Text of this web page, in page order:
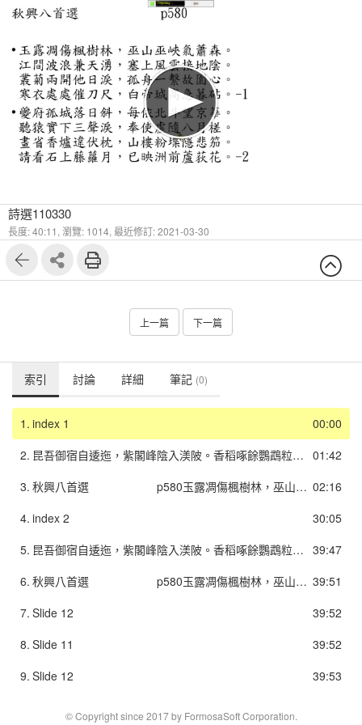
詩選110330
長度: 40:11, 瀏覽: 1014, 最近修訂: 2021-03-30
上一篇 下一篇
索引 討論 詳細 筆記 (0)
00:00
1. index 1
01:42
2.
昆吾御宿自逶迤，紫閣峰陰入渼陂。香稻啄餘鸚鵡粒，碧梧棲老鳳凰枝。佳人拾翠春相問，仙侶同舟晚更移。彩筆昔曾干氣象，白頭今望苦低垂。-8大曆元年（766），夔州作。杜甫759年棄官秦州，至此漂泊七年。
02:16
3.
秋興八首選 p580玉露凋傷楓樹林，巫山巫峽氣蕭森。江間波浪兼天湧，塞上風雲接地陰。叢菊兩開他日淚，孤舟一繫故園心。寒衣處處催刀尺，白帝城高急暮砧。-1夔府孤城落日斜，每依北斗望京華。聽猿實下三聲淚，奉使虛隨八月槎。畫省香爐違伏枕，山樓粉堞隱悲笳。請看石上藤蘿月，已映洲前蘆荻花。-2
30:05
4. index 2
39:47
5.
昆吾御宿自逶迤，紫閣峰陰入渼陂。香稻啄餘鸚鵡粒，碧梧棲老鳳凰枝。佳人拾翠春相問，仙侶同舟晚更移。彩筆昔曾干氣象，白頭今望苦低垂。-8大曆元年（766），夔州作。杜甫759年棄官秦州，至此漂泊七年。
39:51
6.
秋興八首選 p580玉露凋傷楓樹林，巫山巫峽氣蕭森。江間波浪兼天湧，塞上風雲接地陰。叢菊兩開他日淚，孤舟一繫故園心。寒衣處處催刀尺，白帝城高急暮砧。-1夔府孤城落日斜，每依北斗望京華。聽猿實下三聲淚，奉使虛隨八月槎。畫省香爐違伏枕，山樓粉堞隱悲笳。請看石上藤蘿月，已映洲前蘆荻花。-2
39:52
7. Slide 12
39:52
8. Slide 11
39:53
9. Slide 12
© Copyright since 2017 by FormosaSoft Corporation.